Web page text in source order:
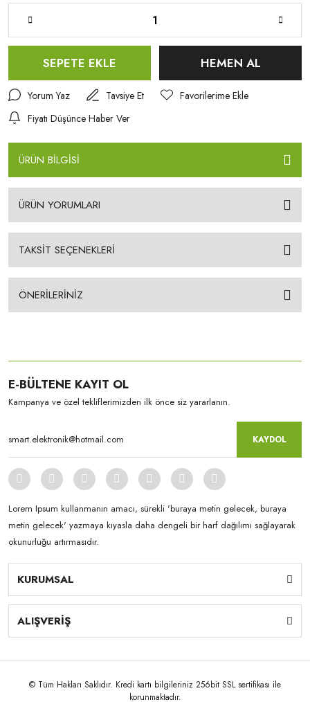
SEPETE EKLE HEMEN AL
Yorum Yaz
Tavsiye Et
Fiyatı Düşünce Haber Ver
ÜRÜN BİLGİSİ
ÜRÜN YORUMLARI
TAKSİT SEÇENEKLERİ
ÖNERİLERİNİZ
E-BÜLTENE KAYIT OL
Kampanya ve özel tekliflerimizden ilk önce siz yararlanın.
KAYDOL
Lorem Ipsum kullanmanın amacı, sürekli 'buraya metin gelecek, buraya
metin gelecek' yazmaya kıyasla daha dengeli bir harf dağılımı sağlayarak
okunurluğu artırmasıdır.
KURUMSAL
ALIŞVERİŞ
© Tüm Hakları Saklıdır. Kredi kartı bilgileriniz 256bit SSL sertifikası ile
korunmaktadır.